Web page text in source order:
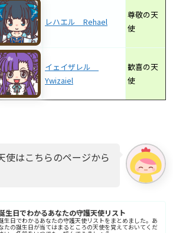
レハエル Rehael
尊敬の天
使
イェイザレル
Ywizaiel
歓喜の天
使
使はこちらのページから
生日でわかるあなたの守護天使リスト
生日でわかるあなたの守護天使リストをまとめました。あ
たの誕生日が当てはまるところの天使を覚えておいてくだ